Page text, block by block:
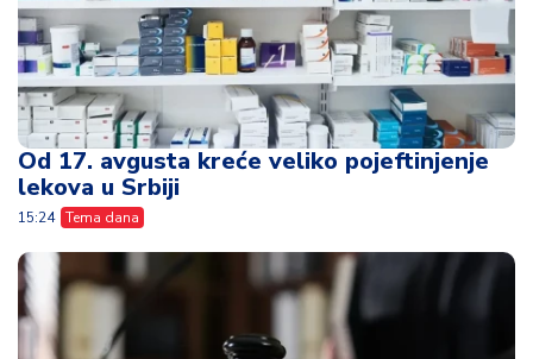
Od 17. avgusta kreće veliko pojeftinjenje
lekova u Srbiji
15:24 Tema dana